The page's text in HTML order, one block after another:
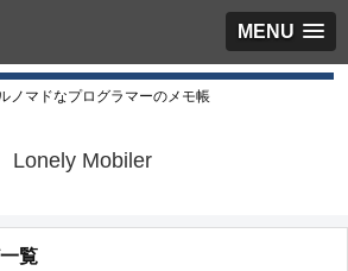
MENU
ノマドなプログラマーのメモ帳
Lonely Mobiler
覧